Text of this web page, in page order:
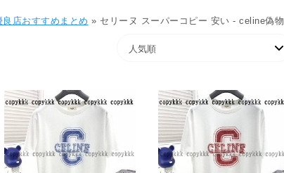
店おすすめまとめ » セリーヌ スーパーコピー​ 安い - celine偽物